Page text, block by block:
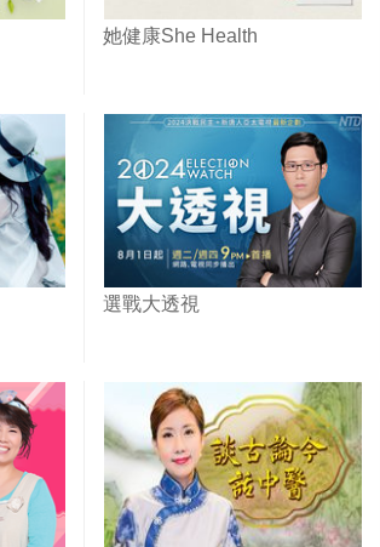
她健康She Health
選戰大透視